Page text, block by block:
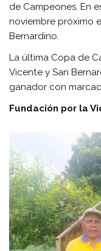
de Campeones. En
noviembre próximo
Bernardino.
La última Copa de
Vicente y San
ganador con
Fundación por la